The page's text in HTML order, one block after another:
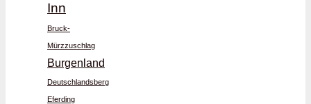
Inn
Bruck-
Mürzzuschlag
Burgenland
Deutschlandsberg
Eferding